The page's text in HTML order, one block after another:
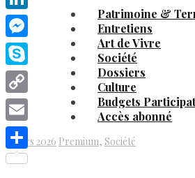
Patrimoine &
Entretiens
Art de Vivre
Société
Dossiers
Culture
Budgets
Accès abonné
2 mars 2026 Premium, Société
LinkedIn
Messenger
Skype
Copy
Link
Email
Share